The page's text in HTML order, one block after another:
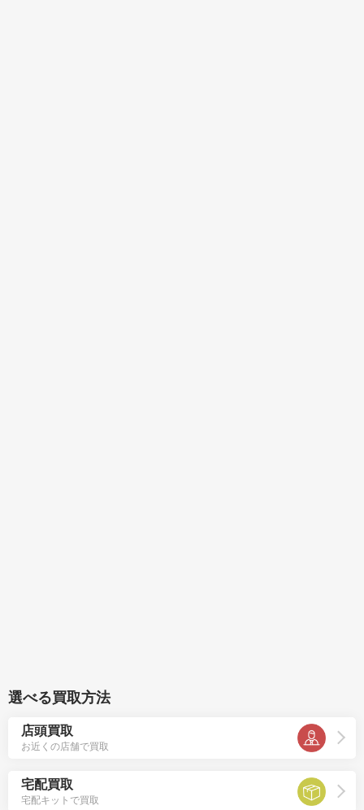
選べる買取方法
店頭買取
お近くの店舗で買取
宅配買取
宅配キットで買取